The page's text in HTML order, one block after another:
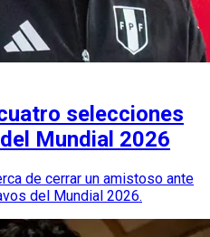
selecciones
Mundial 2026
de cerrar un amistoso ante
del Mundial 2026.